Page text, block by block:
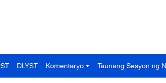
DLYST Komentaryo Taunang Sesyon ng